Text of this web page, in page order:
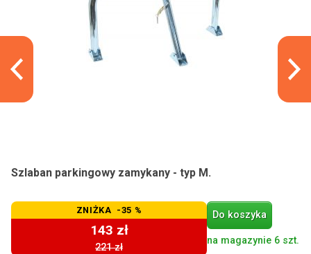
Szlaban parkingowy zamykany - typ M.
ZNIŻKA -35 %
143 zł
221 zł
Do koszyka
na magazynie 6 szt.